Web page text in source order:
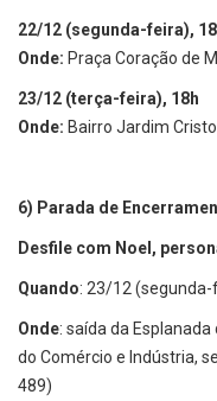
22/12 (segunda-feira),
Onde: Praça Coração de
23/12 (terça-feira), 18h
Onde: Bairro Jardim
6) Parada de
Desfile com Noel,
Quando: 23/12 (segunda-
Onde: saída da
do Comércio e Indústria,
489)